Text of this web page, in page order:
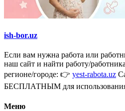
ish-bor.uz
Если вам нужна работа или
наш сайт и найти работу/
регионе/городе: 👉 yest-rabota.uz
БЕСПЛАТНЫМ для
Меню